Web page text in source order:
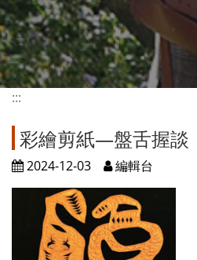
:::
彩繪剪紙—盤舌握談
2024-12-03 編輯台